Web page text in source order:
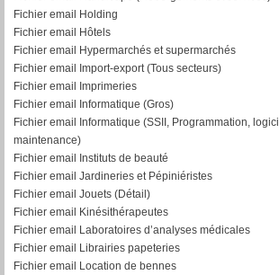
Fichier email Holding
Fichier email Hôtels
Fichier email Hypermarchés et supermarchés
Fichier email Import-export (Tous secteurs)
Fichier email Imprimeries
Fichier email Informatique (Gros)
Fichier email Informatique (SSII, Programmation,
maintenance)
Fichier email Instituts de beauté
Fichier email Jardineries et Pépiniéristes
Fichier email Jouets (Détail)
Fichier email Kinésithérapeutes
Fichier email Laboratoires d’analyses médicales
Fichier email Librairies papeteries
Fichier email Location de bennes